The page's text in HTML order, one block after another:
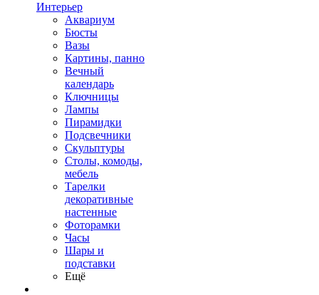
Интерьер
Аквариум
Бюсты
Вазы
Картины, панно
Вечный
календарь
Ключницы
Лампы
Пирамидки
Подсвечники
Скульптуры
Столы, комоды,
мебель
Тарелки
декоративные
настенные
Фоторамки
Часы
Шары и
подставки
Ещё